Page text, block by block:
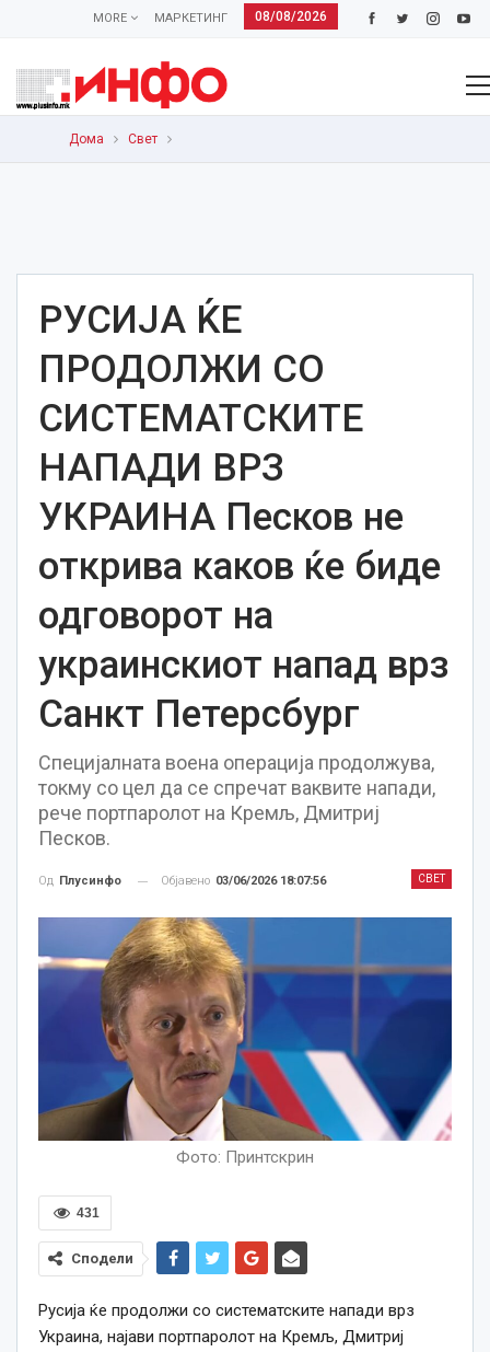
08/08/2026
МАРКЕТИНГ
MORE
Дома Свет
РУСИЈА ЌЕ
ПРОДОЛЖИ СО
СИСТЕМАТСКИТЕ
НАПАДИ ВРЗ
УКРАИНА Песков не
открива каков ќе биде
одговорот на
украинскиот напад врз
Санкт Петерсбург
Специјалната воена операција продолжува,
токму со цел да се спречат ваквите напади,
рече портпаролот на Кремљ, Дмитриј
Песков.
СВЕТ
Од Плусинфо Објавено 03/06/2026 18:07:56
Фото: Принтскрин
431
Сподели
Русија ќе продолжи со систематските напади врз
Украина, најави портпаролот на Кремљ, Дмитриј